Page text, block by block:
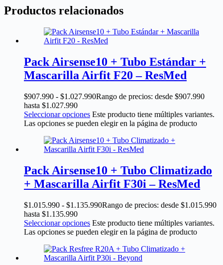
Productos relacionados
Pack Airsense10 + Tubo Estándar +
Mascarilla Airfit F20 – ResMed
$907.990 - $1.027.990Rango de precios: desde $907.990
hasta $1.027.990
Seleccionar opciones Este producto tiene múltiples variantes.
Las opciones se pueden elegir en la página de producto
Pack Airsense10 + Tubo Climatizado
+ Mascarilla Airfit F30i – ResMed
$1.015.990 - $1.135.990Rango de precios: desde $1.015.990
hasta $1.135.990
Seleccionar opciones Este producto tiene múltiples variantes.
Las opciones se pueden elegir en la página de producto